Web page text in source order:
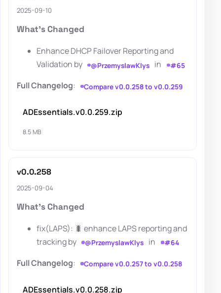
2025-09-10
What's Changed
Enhance DHCP Failover Reporting and
Validation by
@PrzemyslawKlys in #65
Full Changelog: Compare v0.0.258 to v0.0.259
ADEssentials.v0.0.259.zip
8.5 MB
v0.0.258
2025-09-04
What's Changed
fix(LAPS): 🐛 enhance LAPS reporting and
tracking by
@PrzemyslawKlys in #64
Full Changelog: Compare v0.0.257 to v0.0.258
ADEssentials.v0.0.258.zip